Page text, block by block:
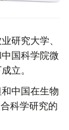
研究大学、
国科学院微
立。
中国在生物
科学研究的